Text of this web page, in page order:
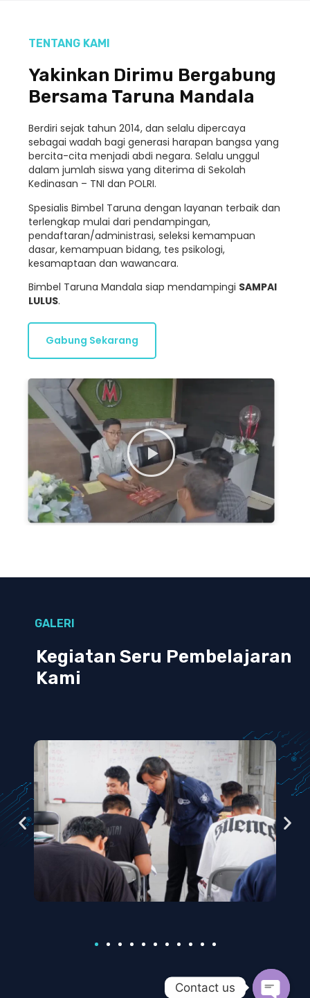
TENTANG KAMI
Yakinkan Dirimu Bergabung
Bersama Taruna Mandala
Berdiri sejak tahun 2014, dan selalu dipercaya
sebagai wadah bagi generasi harapan bangsa yang
bercita-cita menjadi abdi negara. Selalu unggul
dalam jumlah siswa yang diterima di Sekolah
Kedinasan – TNI dan POLRI.
Spesialis Bimbel Taruna dengan layanan terbaik dan
terlengkap mulai dari pendampingan,
pendaftaran/administrasi, seleksi kemampuan
dasar, kemampuan bidang, tes psikologi,
kesamaptaan dan wawancara.
Bimbel Taruna Mandala siap mendampingi SAMPAI
LULUS.
Gabung Sekarang
GALERI
Kegiatan Seru Pembelajaran
Kami